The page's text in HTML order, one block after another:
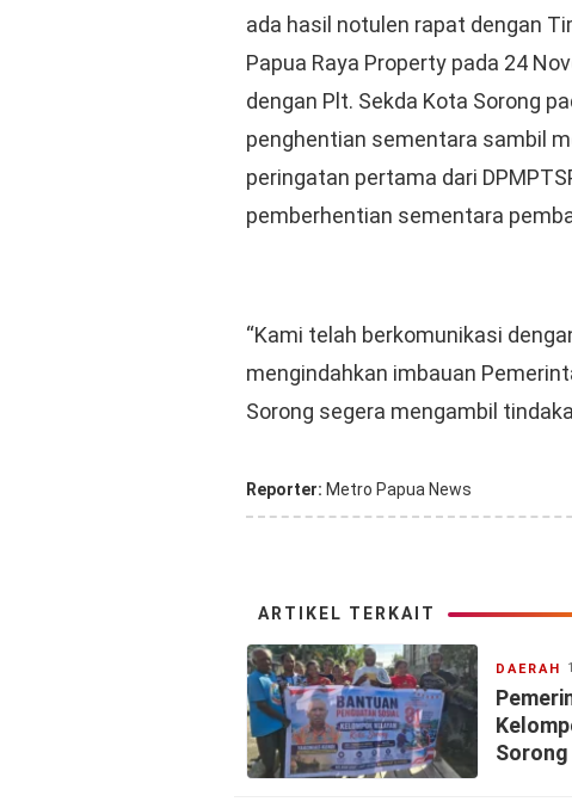
ada hasil notulen rapat dengan
Papua Raya Property pada 24
dengan Plt. Sekda Kota Sorong
penghentian sementara sambil
peringatan pertama dari
pemberhentian sementara
“Kami telah berkomunikasi
mengindahkan imbauan
Sorong segera mengambil
Reporter: Metro Papua News
ARTIKEL TERKAIT
DAERAH
Sorong